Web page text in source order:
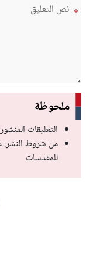
*
ملحوظة
التعليقات
من شروط النشر:
للمقدسات